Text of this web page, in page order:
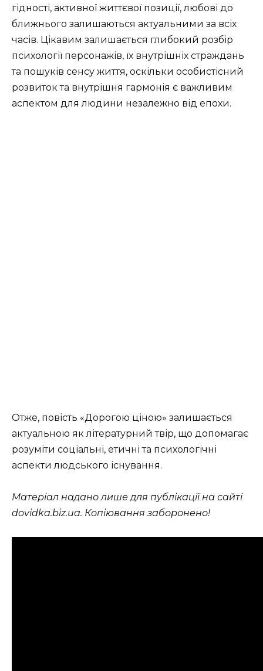
гідності, активної життєвої позиції, любові до
ближнього залишаються актуальними за всіх
часів. Цікавим залишається глибокий розбір
психології персонажів, їх внутрішніх страждань
та пошуків сенсу життя, оскільки особистісний
розвиток та внутрішня гармонія є важливим
аспектом для людини незалежно від епохи.
Отже, повість «Дорогою ціною» залишається
актуальною як літературний твір, що допомагає
розуміти соціальні, етичні та психологічні
аспекти людського існування.
Матеріал надано лише для публікації на сайті
dovidka.biz.ua. Копіювання заборонено!